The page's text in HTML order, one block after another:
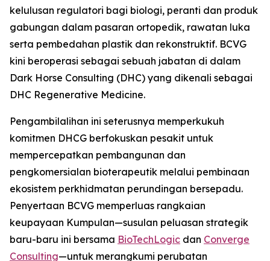
kelulusan regulatori bagi biologi, peranti dan produk
gabungan dalam pasaran ortopedik, rawatan luka
serta pembedahan plastik dan rekonstruktif. BCVG
kini beroperasi sebagai sebuah jabatan di dalam
Dark Horse Consulting (DHC) yang dikenali sebagai
DHC Regenerative Medicine.
Pengambilalihan ini seterusnya memperkukuh
komitmen DHCG berfokuskan pesakit untuk
mempercepatkan pembangunan dan
pengkomersialan bioterapeutik melalui pembinaan
ekosistem perkhidmatan perundingan bersepadu.
Penyertaan BCVG memperluas rangkaian
keupayaan Kumpulan—susulan peluasan strategik
baru-baru ini bersama BioTechLogic dan Converge
Consulting—untuk merangkumi perubatan